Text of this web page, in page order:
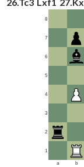
26.Tc3 Lxf1 27.
1
2
3
4
5
6
7
8
a b